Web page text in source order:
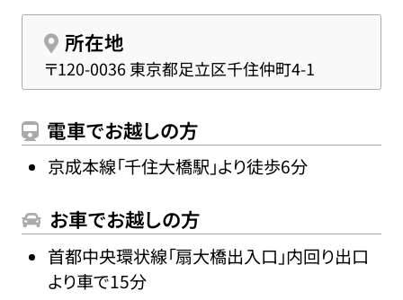
所在地
〒120-0036 東京都足立区千住仲町4-1
電車でお越しの方
京成本線「千住大橋駅」より徒歩6分
お車でお越しの方
首都中央環状線「扇大橋出入口」内回り出口
より車で15分